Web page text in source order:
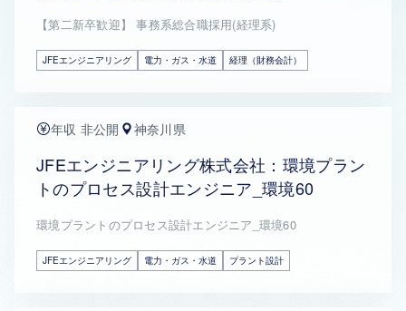
【第二新卒歓迎】 事務系総合職採用(経理系)
JFEエンジニアリング 電力・ガス・水道 経理（財務会計）
年収 非公開 神奈川県
JFEエンジニアリング株式会社：環境プラン
トのプロセス設計エンジニア_環境60
環境プラントのプロセス設計エンジニア_環境60
JFEエンジニアリング 電力・ガス・水道 プラント設計